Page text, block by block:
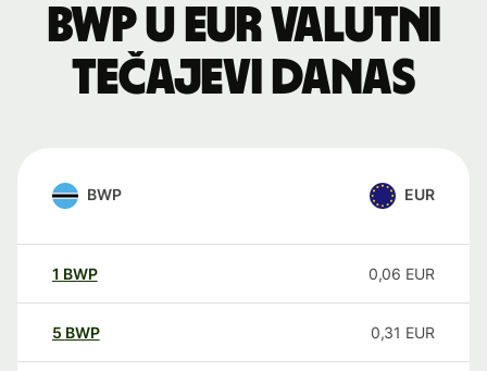
BWP u EUR valutni
tečajevi danas
BWP EUR
1 BWP 0,06 EUR
5 BWP 0,31 EUR